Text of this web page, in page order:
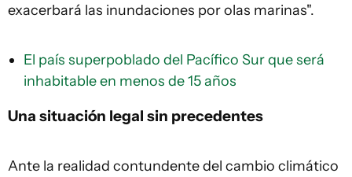
exacerbará las inundaciones por olas marinas".
El país superpoblado del Pacífico Sur que será
inhabitable en menos de 15 años
Una situación legal sin precedentes
Ante la realidad contundente del cambio climático